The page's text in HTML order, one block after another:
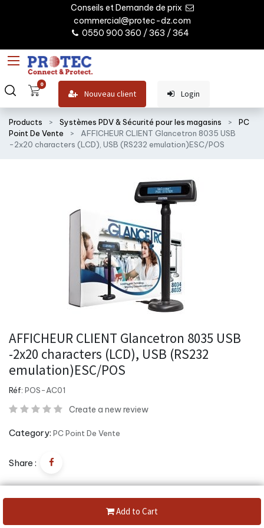
Conseils et Demande de prix
commercial@protec-dz.com
0550 900 360 / 363 / 364
0
Nouveau client Login
Products Systèmes PDV & Sécurité pour les magasins
PC
Point De Vente
AFFICHEUR CLIENT Glancetron 8035 USB
-2x20 characters (LCD), USB (RS232 emulation)ESC/POS
Add to Cart
AFFICHEUR CLIENT Glancetron 8035 USB
-2x20 characters (LCD), USB (RS232
emulation)ESC/POS
Réf: POS-AC01
Create a new review
Category: PC Point De Vente
Share :
18 050,00DA